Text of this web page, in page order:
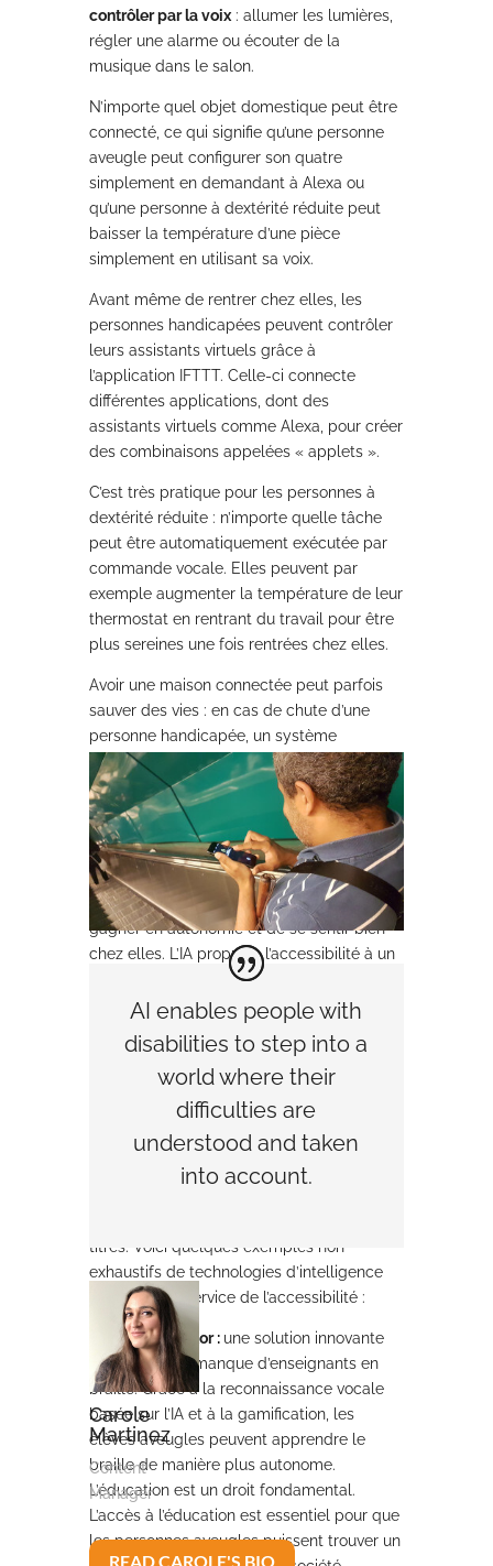
contrôler par la voix: allumer les lumières,
régler une alarme ou écouter de la
musique dans le salon.
N’importe quel objet domestique peut être
connecté, ce qui signifie qu’une personne
aveugle peut configurer son quatre
simplement en demandant à Alexa ou
qu’une personne à dextérité réduite peut
baisser la température d’une pièce
simplement en utilisant sa voix.
Avant même de rentrer chez elles, les
personnes handicapées peuvent contrôler
leurs assistants virtuels grâce à
l’application IFTTT. Celle-ci connecte
différentes applications, dont des
assistants virtuels comme Alexa, pour créer
des combinaisons appelées « applets ».
C’est très pratique pour les personnes à
dextérité réduite : n’importe quelle tâche
peut être automatiquement exécutée par
commande vocale. Elles peuvent par
exemple augmenter la température de leur
thermostat en rentrant du travail pour être
plus sereines une fois rentrées chez elles.
Avoir une maison connectée peut parfois
sauver des vies : en cas de chute d’une
personne handicapée, un système
préconfiguré peut alerter les secours.Les
personnes handicapées peuvent ainsi vivre
seules en toute sécurité en cas de
problème.
Les solutions technologiques d’IA
permettent aux personnes handicapées de
gagner en autonomie et de se sentir bien
chez elles. L’IA propulse l’accessibilité à un
Accéder aux mêmes
services que tout le monde
d’accéder à tous les services, quels que
soient son profil et son handicap. Les
personnes aveugles peuvent lire grâce au
titres. Voici quelques exemples non
exhaustifs de technologies d’intelligence
artificielle au service de l’accessibilité :
Braille AI Tutor : une solution innovante
pour pallier le manque d’enseignants en
braille. Grâce à la reconnaissance vocale
basée sur l’IA et à la gamification, les
élèves aveugles peuvent apprendre le
braille de manière plus autonome.
L’éducation est un droit fondamental.
L’accès à l’éducation est essentiel pour que
les personnes aveugles puissent trouver un
AI enables people with
disabilities to step into a
world where their
difficulties are
understood and taken
into account.
Carole
Martinez
Content
Manager
READ CAROLE'S BIO